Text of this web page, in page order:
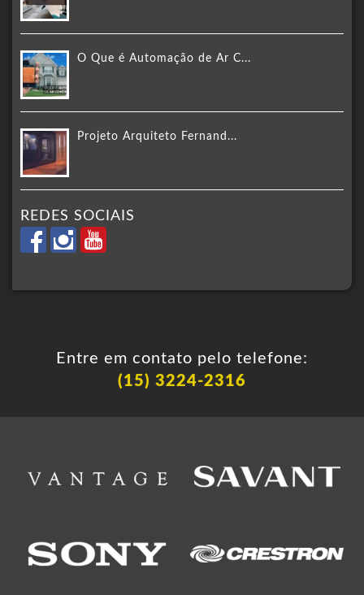
O Que é Automação de Ar C...
Projeto Arquiteto Fernand...
REDES SOCIAIS
Entre em contato pelo telefone:
(15) 3224-2316